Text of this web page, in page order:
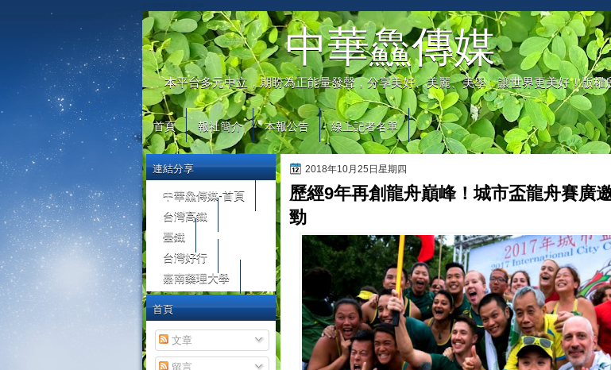
中華鱻傳媒
本平台多元中立，期盼為正能量發聲，分享美好、美麗、美學，讓世界更美好！版
首頁 報社簡介 本報公告 線上記者名單
2018年10月25日星期四
歷經9年再創龍舟巔峰！城市盃龍舟賽廣
勁
連結分享
中華鱻傳媒-首頁
台灣高鐵
臺鐵
台灣好行
嘉南藥理大學
首頁
文章
留言